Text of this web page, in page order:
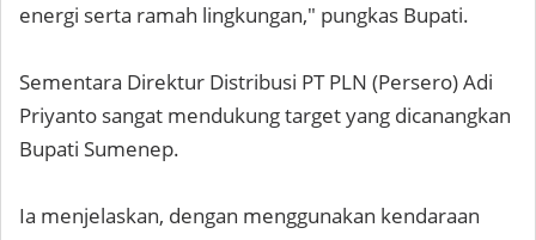
energi serta ramah lingkungan," pungkas Bupati.
Sementara Direktur Distribusi PT PLN (Persero) Adi
Priyanto sangat mendukung target yang dicanangkan
Bupati Sumenep.
Ia menjelaskan, dengan menggunakan kendaraan